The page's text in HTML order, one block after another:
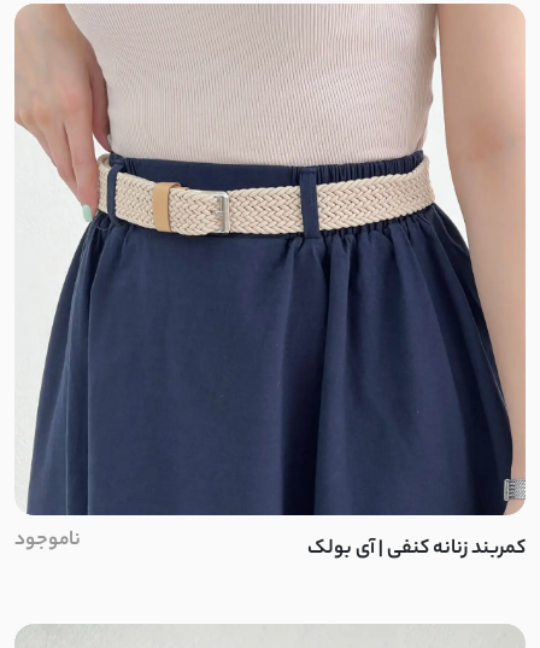
یاخما
پوپلین کش
ژاکارد توری
تویل
بامبو
نخ وارداتی
پِری راه راه
کمربند زنانه کنفی | آی بولک ناموجود